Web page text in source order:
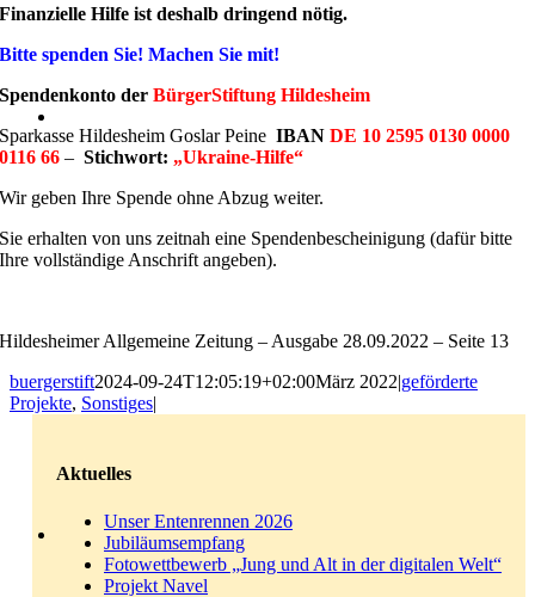
Finanzielle Hilfe ist deshalb dringend nötig.
Bitte spenden Sie! Machen Sie mit!
Spendenkonto derBürgerStiftung Hildesheim
Sparkasse Hildesheim Goslar Peine IBANDE 10 2595 0130 0000
0116 66– Stichwort: „Ukraine-Hilfe“
Wir geben Ihre Spende ohne Abzug weiter.
Sie erhalten von uns zeitnah eine Spendenbescheinigung (dafür bitte
Ihre vollständige Anschrift angeben).
Hildesheimer Allgemeine Zeitung – Ausgabe 28.09.2022 – Seite 13
buergerstift2024-09-24T12:05:19+02:00März 2022|geförderte
Projekte, Sonstiges|
Aktuelles
Unser Entenrennen 2026
Jubiläumsempfang
Fotowettbewerb „Jung und Alt in der digitalen Welt“
Projekt Navel